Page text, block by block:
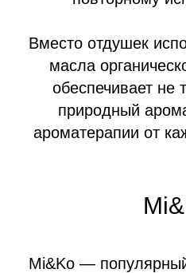
Вместо отдушек
масла
обеспечивает не
природный
ароматерапии от
Mi&Ko —